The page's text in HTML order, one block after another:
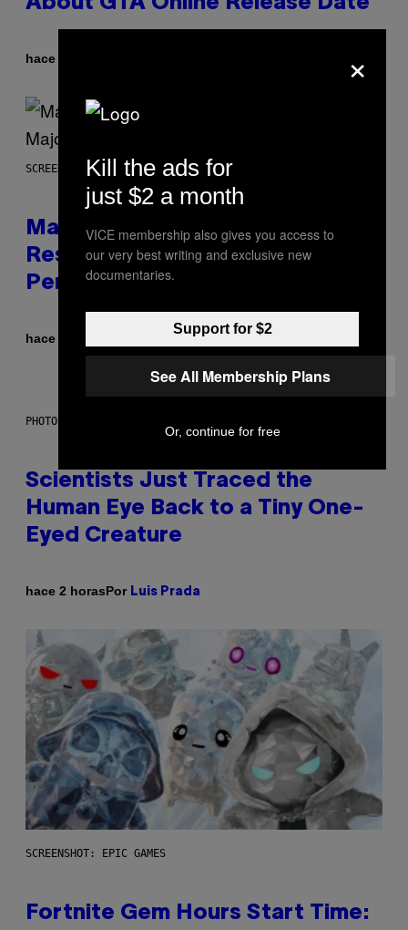
hace 1 hora
SCREENSHOT: PLAYSTATION, STEAM
Marvel Tokon Developer
Responds to Major PC
Performance Issues
hace 2 horas Brent Koepp
PHOTO: CSA IMAGES / GETTY IMAGES
Scientists Just Traced the
Human Eye Back to a Tiny One-
Eyed Creature
hace 2 horasPor Luis Prada
SCREENSHOT: EPIC GAMES
Fortnite Gem Hours Start Time:
×
Kill the ads for
just $2 a month
VICE membership also gives you access to
our very best writing and exclusive new
documentaries.
Support for $2
See All Membership Plans
Or, continue for free